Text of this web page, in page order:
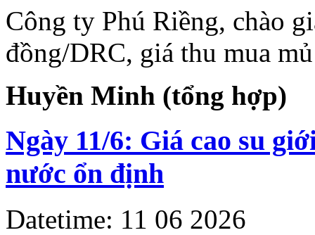
Công ty Phú Riềng, chào
đồng/DRC, giá thu mua
Huyền Minh (tổng hợp)
Ngày 11/6: Giá cao su
nước ổn định
Datetime: 11 06 2026